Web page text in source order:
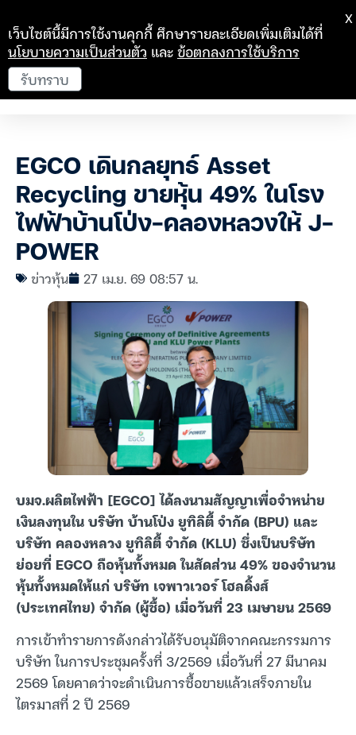
EGCO เดินกลยุทธ์ Asset
Recycling ขายหุ้น 49% ในโรง
ไฟฟ้าบ้านโป่ง-คลองหลวงให้ J-
POWER
ข่าวหุ้น 27 เม.ย. 69 08:57 น.
บมจ.ผลิตไฟฟ้า [EGCO] ได้ลงนามสัญญาเพื่อจำหน่าย
เงินลงทุนใน บริษัท บ้านโป่ง ยูทิลิตี้ จำกัด (BPU) และ
บริษัท คลองหลวง ยูทิลิตี้ จำกัด (KLU) ซึ่งเป็นบริษัท
ย่อยที่ EGCO ถือหุ้นทั้งหมด ในสัดส่วน 49% ของจำนวน
หุ้นทั้งหมดให้แก่ บริษัท เจพาวเวอร์ โฮลดิ้งส์
(ประเทศไทย) จำกัด (ผู้ซื้อ) เมื่อวันที่ 23 เมษายน 2569
การเข้าทำรายการดังกล่าวได้รับอนุมัติจากคณะกรรมการ
บริษัท ในการประชุมครั้งที่ 3/2569 เมื่อวันที่ 27 มีนาคม
2569 โดยคาดว่าจะดำเนินการซื้อขายแล้วเสร็จภายใน
ไตรมาสที่ 2 ปี 2569
เว็บไซต์นี้มีการใช้งานคุกกี้ ศึกษารายละเอียดเพิ่มเติมได้ที่
นโยบายความเป็นส่วนตัว และข้อตกลงการใช้บริการ
รับทราบ
X